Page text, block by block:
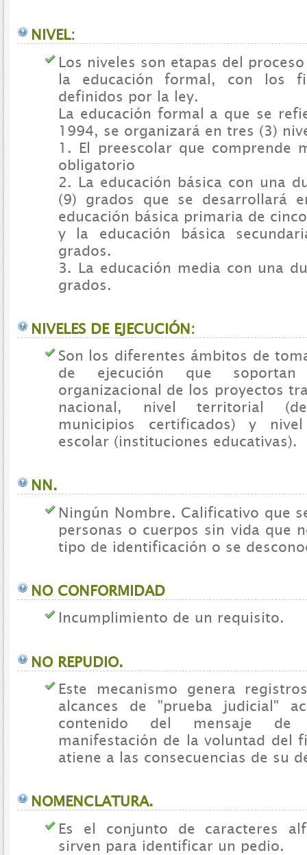
NIVEL:
Los niveles son etapas del
la educación formal, con los
definidos por la ley.
La educación formal a que se
1994, se organizará en tres (3)
1. El preescolar que comprende
obligatorio
2. La educación básica con una
(9) grados que se desarrollará
educación básica primaria de
y la educación básica
grados.
3. La educación media con una
grados.
NIVELES DE EJECUCIÓN:
Son los diferentes ámbitos de
de ejecución que
organizacional de los proyectos
nacional, nivel territorial
municipios certificados) y
escolar (instituciones educativas).
NN.
Ningún Nombre. Calificativo que
personas o cuerpos sin vida que
tipo de identificación o se
NO CONFORMIDAD
Incumplimiento de un requisito.
NO REPUDIO.
Este mecanismo genera
alcances de "prueba judicial"
contenido del mensaje
manifestación de la voluntad del
atiene a las consecuencias de su
NOMENCLATURA.
Es el conjunto de caracteres
sirven para identificar un pedio.